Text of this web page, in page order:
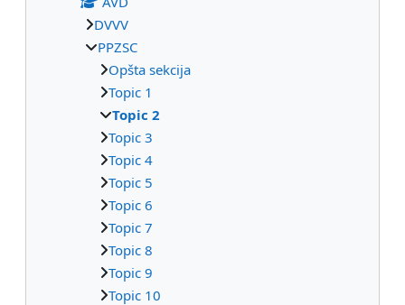
DVVV
PPZSC
Opšta sekcija
Topic 1
Topic 2
Topic 3
Topic 4
Topic 5
Topic 6
Topic 7
Topic 8
Topic 9
Topic 10